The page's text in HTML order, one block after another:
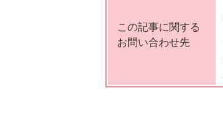
この記事に関する
お問い合わせ先